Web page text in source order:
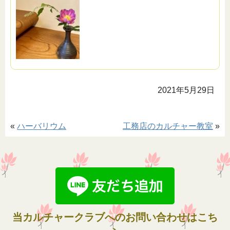
2021年5月29日
工務店のカルチャー教室 »
« ハーバリウム
当カルチャークラブへのお問い合わせはこち